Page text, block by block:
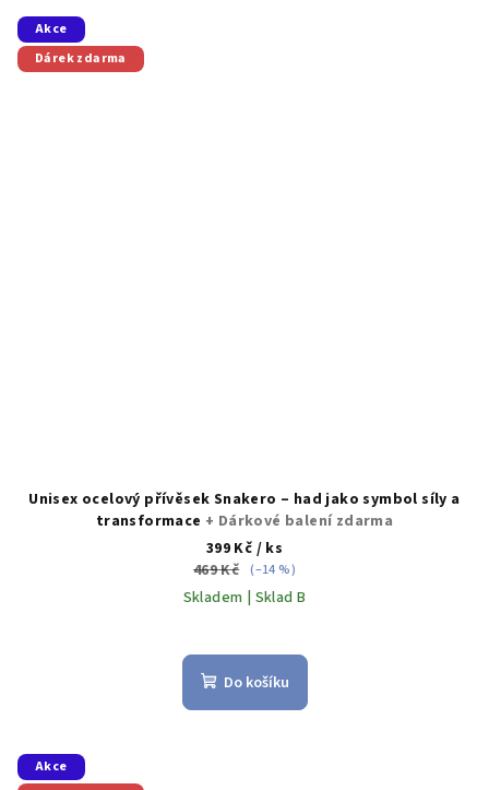
Akce
Dárek zdarma
Unisex ocelový přívěsek Snakero – had jako symbol síly a
transformace + Dárkové balení zdarma
399 Kč / ks
469 Kč (–14 %)
Skladem | Sklad B
Do košíku
Akce